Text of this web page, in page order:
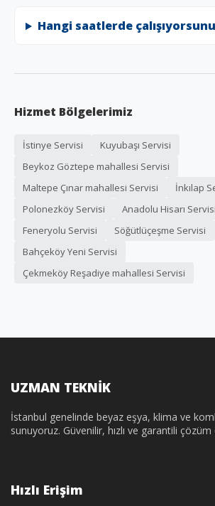
Hangi saatlerde
Hizmet Bölgelerimiz
İstinye Servisi
Kuyubaşı Servisi
Beykoz Göztepe mahallesi Servisi
Maltepe Çınar mahallesi Servisi
İnkılap
Polonezköy Servisi
Anadolu Hisarı Servisi
Feneryolu Servisi
Söğütlüçeşme Servisi
Bahçeköy Yeni Servisi
Çekmeköy Reşadiye mahallesi Servisi
UZMAN TEKNİK
İstanbul genelinde beyaz eşya, klima ve
sunuyoruz. Güvenilir, hızlı ve garantili çözüm
Hızlı Erişim